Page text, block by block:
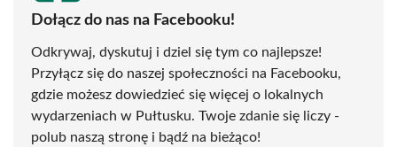
Dołącz do nas na Facebooku!
Odkrywaj, dyskutuj i dziel się tym co najlepsze!
Przyłącz się do naszej społeczności na Facebooku,
gdzie możesz dowiedzieć się więcej o lokalnych
wydarzeniach w Pułtusku. Twoje zdanie się liczy -
polub naszą stronę i bądź na bieżąco!